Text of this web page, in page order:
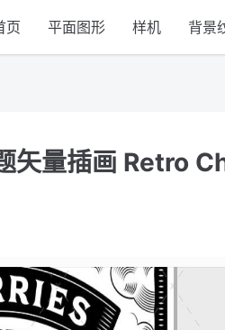
页 平面图形 样机 背景
矢量插画 Retro